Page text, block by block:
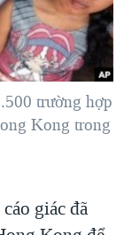
trường hợp
Kong trong
giác đã